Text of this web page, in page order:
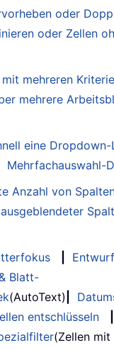
oder
oder Zellen
mehreren
mehrere
eine
Mehrfachauswahl-
Anzahl von
Entwurf
Blatt-
(AutoText)
entschlüsseln
(Zellen